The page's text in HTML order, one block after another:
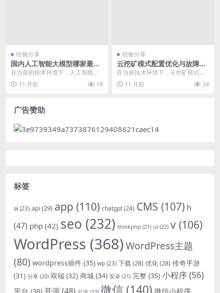
经验分享
国内人工智能大模型哪家最强
对比 – 结合国内市场竞争热
点，满足消费者的对比需求
在当前的技术环境下，人工智能大
模型已成为众多企业和个人关注的
焦点。国内市场上有多...
11 月前 18
经验分享
云挖矿模式配置优化与故障排
查实战
在当前技术环境下，云挖矿模式因
其资源弹性伸缩和成本效益受到广
泛关注。我们聚焦于如...
11 月前 34
广告赞助
标签
ai (23) api(29) app (110) chatgpt(24) CMS (107) h
(47) php (42) seo (232) thinkphp (21) ui (22) v (106)
WordPress (368)WordPress主题
(80) wordpress插件 (35) wp (23) 下载(28) 优化(28) 传奇手游
(31) 分享 (20) 双端 (32) 商城 (34) 安卓 (21) 完整 (35) 小程序(56)
平台 (38) 微信 (140)